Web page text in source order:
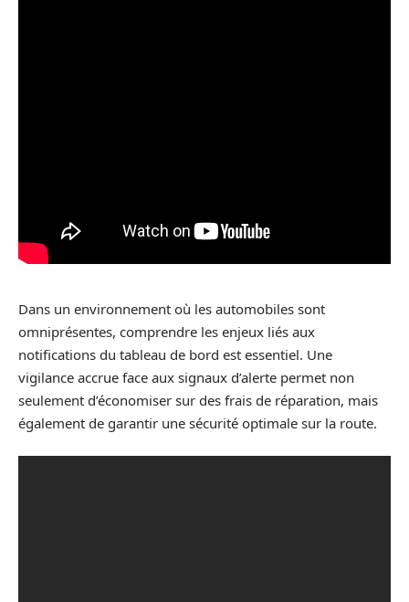
Dans un environnement où les automobiles sont
omniprésentes, comprendre les enjeux liés aux
notifications du tableau de bord est essentiel. Une
vigilance accrue face aux signaux d’alerte permet non
seulement d’économiser sur des frais de réparation, mais
également de garantir une sécurité optimale sur la route.